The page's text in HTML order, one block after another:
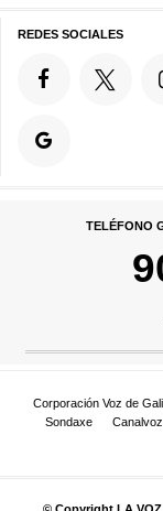
REDES SOCIALES
TELÉFONO
Corporación Voz de
Sondaxe
Canalvoz
© Copyright LA VOZ